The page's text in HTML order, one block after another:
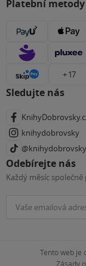
Platební metody
+ 17
Sledujte nás
knihydobrovsky
@knihydobrovsky
Odebírejte nás
Každý měsíc
Tento web je
Zásady